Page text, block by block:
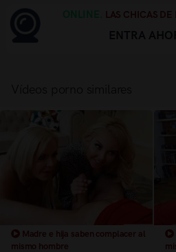
ONLINE. LAS CHICAS
Madre e hija saben complacer al
mismo hombre